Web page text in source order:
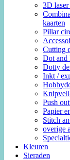
3D
kaarten
Pillar
Cutting
Dot and
Dotty
Inkt /
Push
Papier
Stitch
overige
Kleuren
Sieraden